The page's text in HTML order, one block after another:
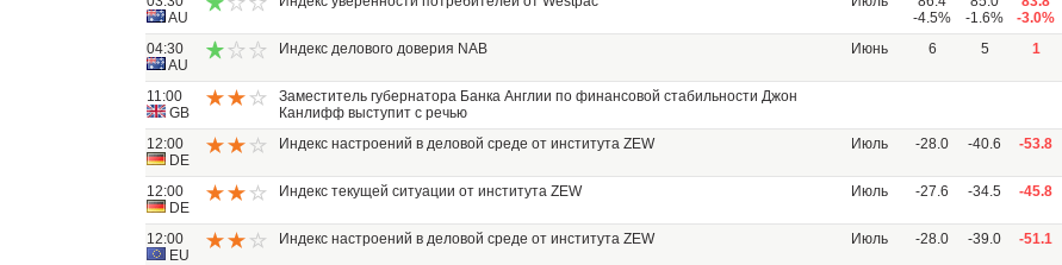
AU
-4.5%
-1.6%
-3.0%
04:30
AU
Индекс делового доверия NAB Июнь 6 5 1
11:00
GB
Заместитель губернатора Банка Англии по финансовой стабильности Джон
Канлифф выступит с речью
12:00
DE
Индекс настроений в деловой среде от института ZEW Июль -28.0 -40.6 -53.8
12:00
DE
Индекс текущей ситуации от института ZEW Июль -27.6 -34.5 -45.8
12:00
EU
Индекс настроений в деловой среде от института ZEW Июль -28.0 -39.0 -51.1